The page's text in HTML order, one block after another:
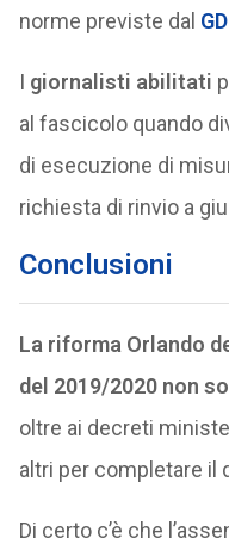
norme previste dal
I giornalisti abilitati
al fascicolo quando
di esecuzione di
richiesta di rinvio a
Conclusioni
La riforma Orlando
del 2019/2020 non
oltre ai decreti
altri per completare il
Di certo c’è che